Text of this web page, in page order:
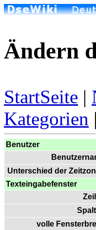
Ändern
StartSeite |
Kategorien |
Benutzer
Unterschied der
Texteingabefenster
volle